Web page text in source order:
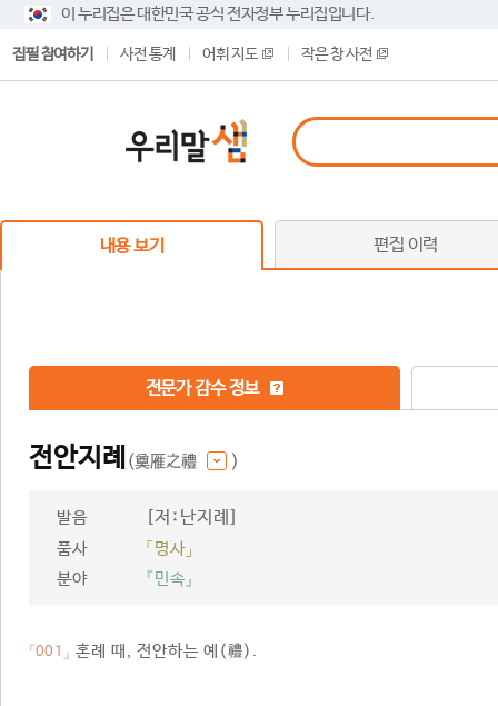
이 누리집은 대한민국 공식 전자정부 누리집입니다.
집필 참여하기 사전 통계 어휘 지도 작은 창 사전
내용 보기 편집 이력
전문가 감수 정보
전안지례 (奠雁之禮 )
발음 [저ː난지례]
품사
「명사」
분야
『민속』
「001」 혼례 때, 전안하는 예(禮).